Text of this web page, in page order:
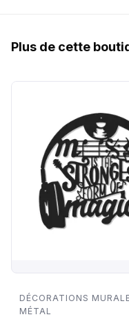
Plus de cette
DÉCORATIONS
MÉTAL